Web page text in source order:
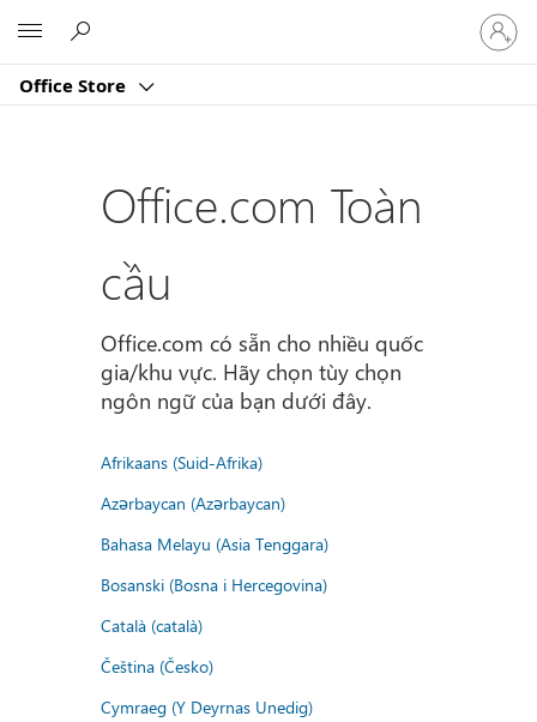
Office Store
Đăng
nhập
tài
của
Office.com Toàn
cầu
Office.com có sẵn cho nhiều quốc
gia/khu vực. Hãy chọn tùy chọn
ngôn ngữ của bạn dưới đây.
Afrikaans (Suid-Afrika)
Azərbaycan (Azərbaycan)
Bahasa Melayu (Asia Tenggara)
Bosanski (Bosna i Hercegovina)
Català (català)
Čeština (Česko)
Cymraeg (Y Deyrnas Unedig)